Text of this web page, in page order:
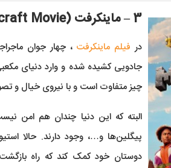
3 – ماینکرفت (A Minecraft Movie)
در فیلم ماینکرفت ، چهار جوان
جادویی کشیده شده و وارد دنیای
چیز متفاوت است و با نیروی خیال و
البته که این دنیا چندان هم امن
پیگلین‌ها و…، وجود دارند. حالا
دوستان خود کمک کند که راه